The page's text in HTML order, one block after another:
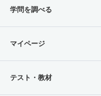
学問を調べる
マイページ
テスト・教材